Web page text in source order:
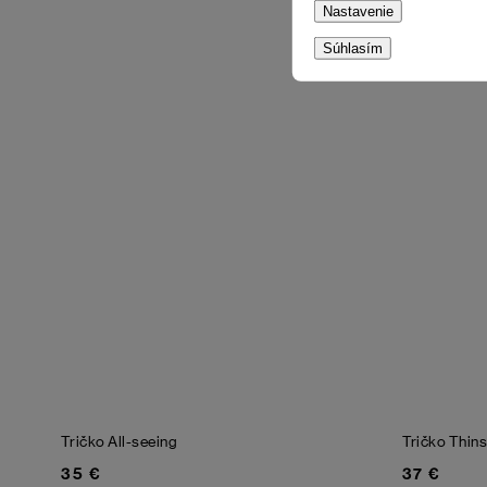
Nastavenie
Súhlasím
Tričko All-seeing
35 €
Tričko
37 €